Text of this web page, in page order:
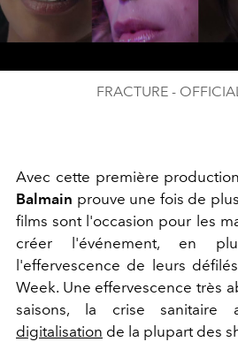
FRACTURE -
Avec cette première
Balmain prouve une fois de
films sont l'occasion pour les
créer l'événement, en
l'effervescence de leurs
Week. Une effervescence très
saisons, la crise sanitaire
digitalisation de la plupart des